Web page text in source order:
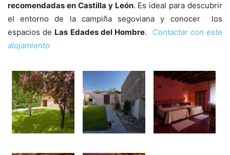
recomendadas en Castilla y León. Es ideal para descubrir
el entorno de la campiña segoviana y conocer los
espacios de Las Edades del Hombre. Contactar con este
alojamiento